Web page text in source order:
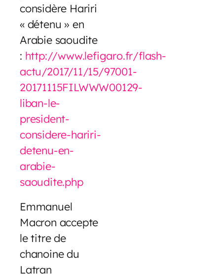
considère Hariri
« détenu » en
Arabie saoudite
: http://www.lefigaro.fr/flash-
actu/2017/11/15/97001-
20171115FILWWW00129-
liban-le-
president-
considere-hariri-
detenu-en-
arabie-
saoudite.php
Emmanuel
Macron accepte
le titre de
chanoine du
Latran